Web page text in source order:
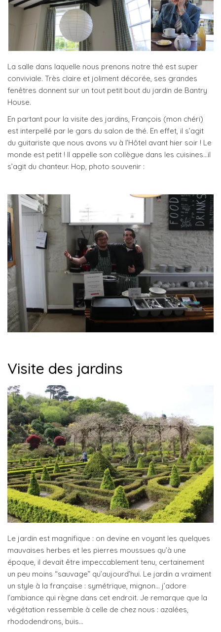
La salle dans laquelle nous prenons notre thé est super
conviviale. Très claire et joliment décorée, ses grandes
fenêtres donnent sur un tout petit bout du jardin de Bantry
House.
En partant pour la visite des jardins, François (mon chéri)
est interpellé par le gars du salon de thé. En effet, il s’agit
du guitariste que nous avons vu à l’Hôtel avant hier soir ! Le
monde est petit ! Il appelle son collègue dans les cuisines…il
s’agit du chanteur. Hop, photo souvenir :
Visite des jardins
Le jardin est magnifique : on devine en voyant les quelques
mauvaises herbes et les pierres moussues qu’à une
époque, il devait être impeccablement tenu, certainement
un peu moins “sauvage” qu’aujourd’hui. Le jardin a vraiment
un style à la française : symétrique, mignon… j’adore
l’ambiance qui règne dans cet endroit. Je remarque que la
végétation ressemble à celle de chez nous : azalées,
rhododendrons, buis…